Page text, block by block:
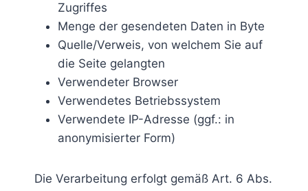
Zugriffes
Menge der gesendeten Daten in Byte
Quelle/Verweis, von welchem Sie auf
die Seite gelangten
Verwendeter Browser
Verwendetes Betriebssystem
Verwendete IP-Adresse (ggf.: in
anonymisierter Form)
Die Verarbeitung erfolgt gemäß Art. 6 Abs.